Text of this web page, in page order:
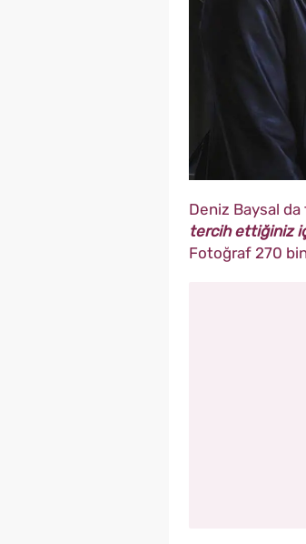
Deniz Baysal
tercih ettiğiniz
Fotoğraf 270